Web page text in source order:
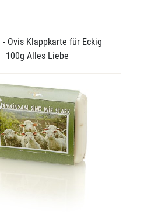
- Ovis Klappkarte für Eckig
100g Alles Liebe